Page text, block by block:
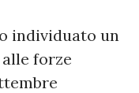
individuato un
forze